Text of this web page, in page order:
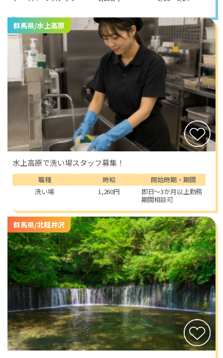
キーやスノーボードを楽しむスタッフも少なくありませ
ん。雪景色を眺めながらの温泉入浴は、心も体も癒され
る贅沢な時間となるでしょう。さらに、近隣にはスノー
シュー体験やラフティング（シーズン限定）、氷の芸術
を堪能できる自然のスポットなどもあり、休日の過ごし
方には事欠きません。
また、温泉街ならではの雰囲気も魅力です。地元の食事
処で郷土料理を味わったり、足湯でのんびり過ごしたり
と、働きながら観光客気分も味わえます。都会では得ら
れない「ゆったりとした時間」と「人の温かさ」を感じ
られる環境は、リゾートバイトならではの醍醐味です。
水上温泉でのレストランホールスタッフは、接客スキル
を活かしながらも温泉地ならではの観光を楽しめる、ま
さに一石二鳥のお仕事。自然の美しさ、温泉の癒し、そ
して接客のやりがいを同時に味わえる特別な体験が待っ
ています。
群馬県/水上高原
水上高原で洗い場スタッフ募集！
職種
洗い場
時給
1,260円
開始時期・期間
即日～3か月以上勤務
期間相談可
群馬県/北軽井沢